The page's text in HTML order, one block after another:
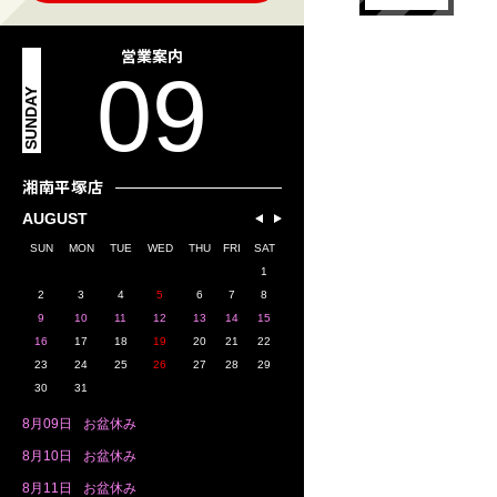
営業案内
09
SUNDAY
湘南平塚店
AUGUST
SUN MON TUE WED THU FRI
SAT
1
2
3 4 5 6 7
8
9
10 11 12 13 14
15
16
17 18 19 20 21
22
23
24 25 26 27 28
29
30
31
8月 09日 お盆休み
8月 10日 お盆休み
8月 11日 お盆休み